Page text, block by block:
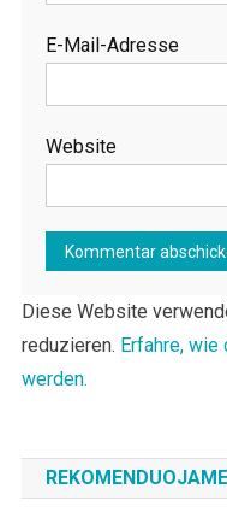
E-Mail-Adresse
Website
Diese Website
reduzieren. Erfahre,
werden.
REKOMENDUOJAME